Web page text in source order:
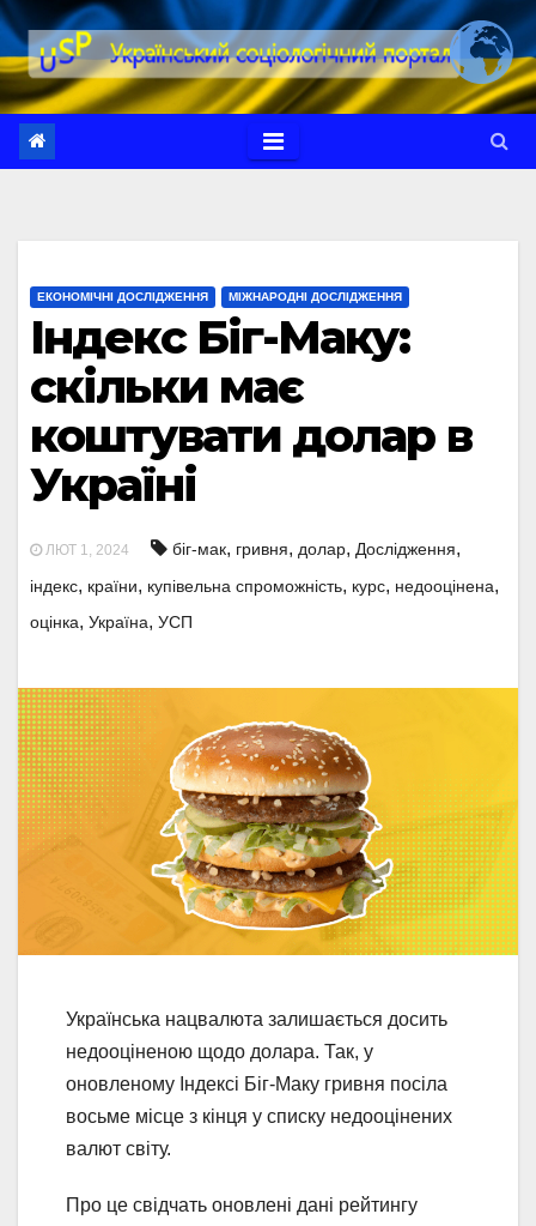
Перейти
до
вмісту
ЕКОНОМІЧНІ ДОСЛІДЖЕННЯ МІЖНАРОДНІ ДОСЛІДЖЕННЯ
Індекс Біг-Маку:
скільки має
коштувати долар в
Україні
ЛЮТ 1, 2024 біг-мак, гривня, долар, Дослідження,
індекс, країни, купівельна спроможність, курс, недооцінена,
оцінка, Україна, УСП
Українська нацвалюта залишається досить
недооціненою щодо долара. Так, у
оновленому Індексі Біг-Маку гривня посіла
восьме місце з кінця у списку недооцінених
валют світу.
Про це свідчать оновлені дані рейтингу